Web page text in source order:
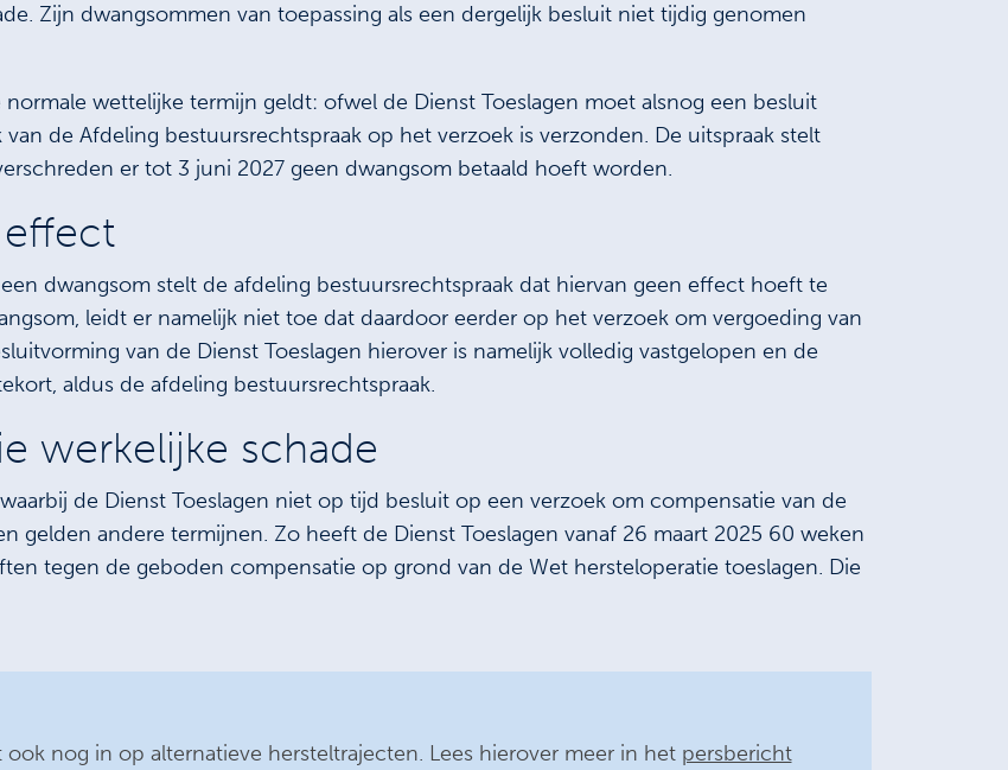
Zijn dwangsommen van toepassing als een dergelijk besluit niet tijdig genomen
wettelijke termijn geldt: ofwel de Dienst Toeslagen moet alsnog een besluit
de Afdeling bestuursrechtspraak op het verzoek is verzonden. De uitspraak stelt
er tot 3 juni 2027 geen dwangsom betaald hoeft worden.
dwangsom stelt de afdeling bestuursrechtspraak dat hiervan geen effect hoeft te
leidt er namelijk niet toe dat daardoor eerder op het verzoek om vergoeding van
van de Dienst Toeslagen hierover is namelijk volledig vastgelopen en de
aldus de afdeling bestuursrechtspraak.
werkelijke schade
de Dienst Toeslagen niet op tijd besluit op een verzoek om compensatie van de
gelden andere termijnen. Zo heeft de Dienst Toeslagen vanaf 26 maart 2025 60 weken
tegen de geboden compensatie op grond van de Wet hersteloperatie toeslagen. Die
nog in op alternatieve hersteltrajecten. Lees hierover meer in het persbericht